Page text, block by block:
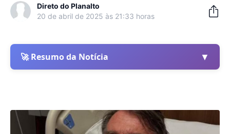
Direto do Planalto
20 de abril de 2025 às 21:33 horas
🚀 Resumo da Notícia ▼